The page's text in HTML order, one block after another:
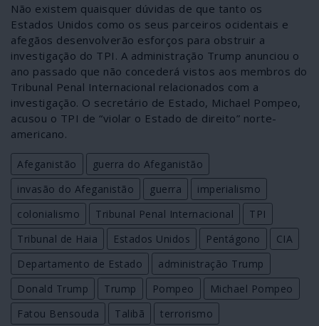
Não existem quaisquer dúvidas de que tanto os
Estados Unidos como os seus parceiros ocidentais e
afegãos desenvolverão esforços para obstruir a
investigação do TPI. A administração Trump anunciou o
ano passado que não concederá vistos aos membros do
Tribunal Penal Internacional relacionados com a
investigação. O secretário de Estado, Michael Pompeo,
acusou o TPI de “violar o Estado de direito” norte-
americano.
Afeganistão
guerra do Afeganistão
invasão do Afeganistão
guerra
imperialismo
colonialismo
Tribunal Penal Internacional
TPI
Tribunal de Haia
Estados Unidos Pentágono
CIA
Departamento de Estado
administração Trump
Donald Trump
Trump Pompeo
Michael Pompeo
Fatou Bensouda
Talibã terrorismo